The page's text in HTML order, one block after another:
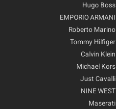
Hugo Boss
EMPORIO ARMANI
Roberto Marino
Tommy Hilfiger
Calvin Klein
Michael Kors
Just Cavalli
NINE WEST
Maserati